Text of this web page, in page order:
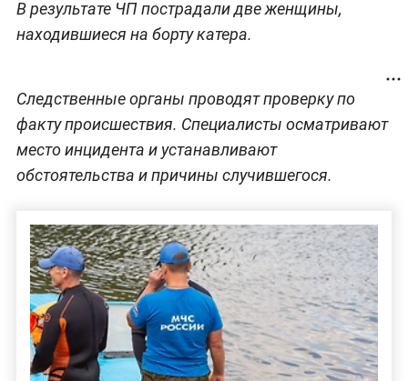
В результате ЧП пострадали две женщины,
находившиеся на борту катера.
Следственные органы проводят проверку по
факту происшествия. Специалисты осматривают
место инцидента и устанавливают
обстоятельства и причины случившегося.